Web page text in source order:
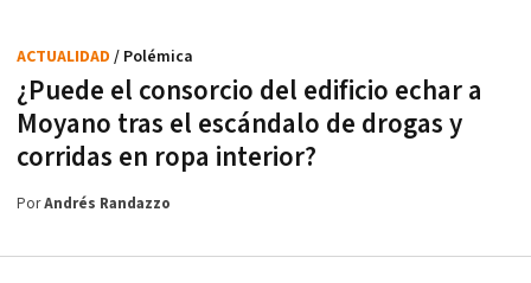
¿Puede el consorcio del edificio echar a
Moyano tras el escándalo de drogas y
corridas en ropa interior?
ACTUALIDAD / Polémica
PorAndrés Randazzo